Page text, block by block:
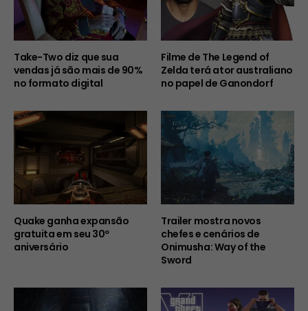
Take-Two diz que sua
vendas já são mais de 90%
no formato digital
Filme de The Legend of
Zelda terá ator australiano
no papel de Ganondorf
Quake ganha expansão
gratuita em seu 30º
aniversário
Trailer mostra novos
chefes e cenários de
Onimusha: Way of the
Sword